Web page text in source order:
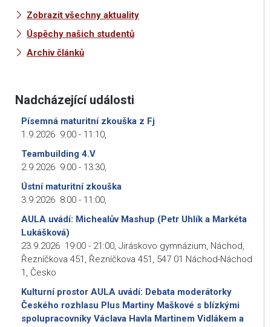
Zobrazit všechny aktuality
Úspěchy našich studentů
Archiv článků
Nadcházející události
Písemná maturitní zkouška z Fj
1.9.2026 9:00 - 11:10,
Teambuilding 4.V
2.9.2026 9:00 - 13:30,
Ústní maturitní zkouška
3.9.2026 8:00 - 11:00,
AULA uvádí: Michealův Mashup (Petr Uhlík a Markéta
Lukášková)
23.9.2026 19:00 - 21:00, Jiráskovo gymnázium, Náchod,
Řezníčkova 451, Řezníčkova 451, 547 01 Náchod-Náchod
1, Česko
Kulturní prostor AULA uvádí: Debata moderátorky
Českého rozhlasu Plus Martiny Maškové s blízkými
spolupracovníky Václava Havla Martinem Vidlákem a